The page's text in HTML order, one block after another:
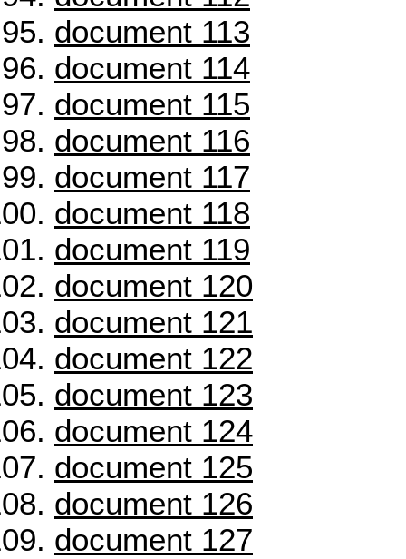
document 113
document 114
document 115
document 116
document 117
document 118
document 119
document 120
document 121
document 122
document 123
document 124
document 125
document 126
document 127